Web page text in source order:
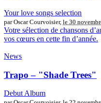
Your love songs selection
par Oscar Courvoisier, le 30
Votre sélection de chansons
vos cœurs en cette fin d’année.
News
Trapo – "Shade Trees"
Debut Album